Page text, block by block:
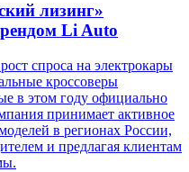
лизинг»
Li Auto
спроса на электрокары
кроссоверы
в этом году официально
принимает активное
в регионах России,
и предлагая клиентам